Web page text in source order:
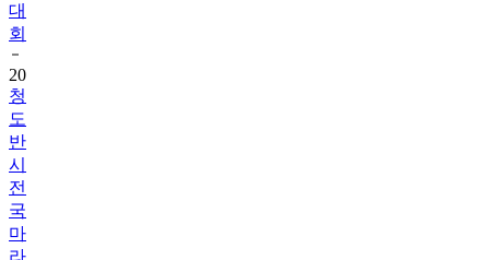
대
회
20
청
도
반
시
전
국
마
라